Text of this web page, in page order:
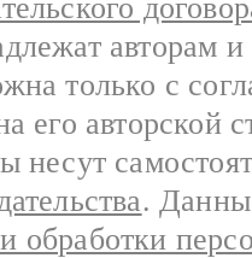
авторам
только с
его авторской
несут
.
обработки